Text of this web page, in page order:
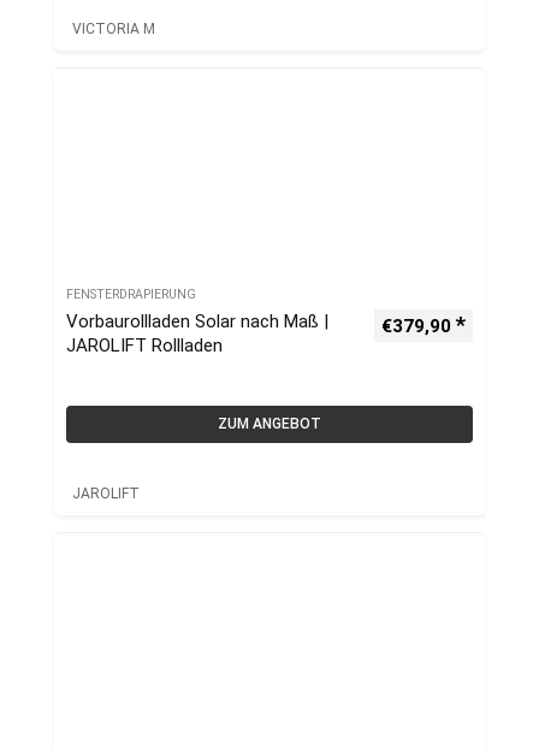
VICTORIA M
FENSTERDRAPIERUNG
Vorbaurollladen Solar nach Maß |
JAROLIFT Rollladen
€379,90
ZUM ANGEBOT
JAROLIFT